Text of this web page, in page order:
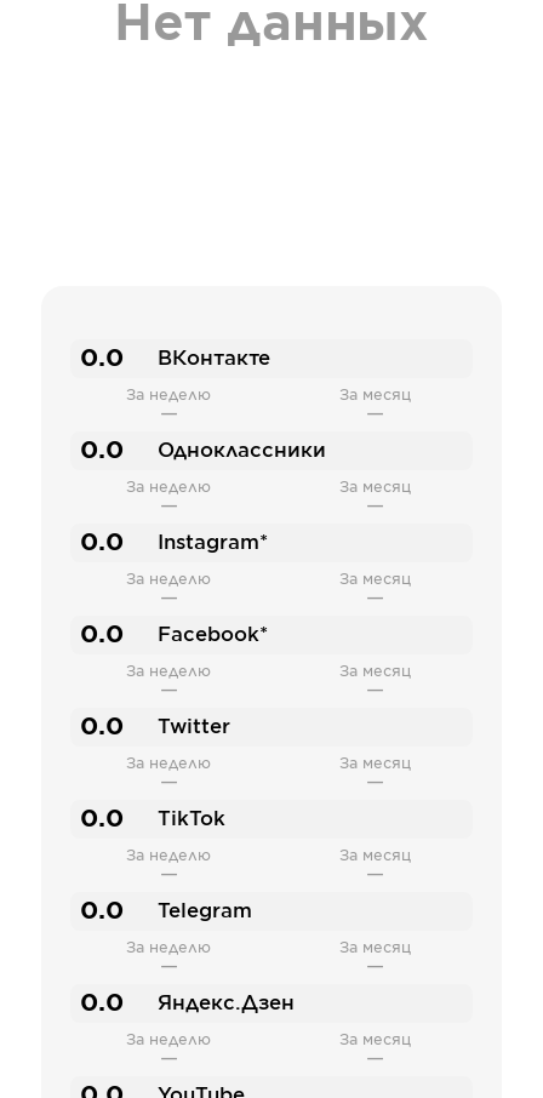
Нет данных
0.0 ВКонтакте
За неделю
—
За месяц
—
0.0 Одноклассники
За неделю
—
За месяц
—
0.0 Instagram*
За неделю
—
За месяц
—
0.0 Facebook*
За неделю
—
За месяц
—
0.0 Twitter
За неделю
—
За месяц
—
0.0 TikTok
За неделю
—
За месяц
—
0.0 Telegram
За неделю
—
За месяц
—
0.0 Яндекс.Дзен
За неделю
—
За месяц
—